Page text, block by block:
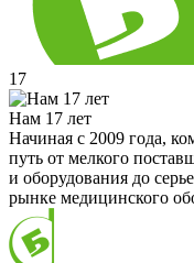
17
Нам 17 лет
Начиная с 2009 года,
путь от мелкого
и оборудования до
рынке медицинского